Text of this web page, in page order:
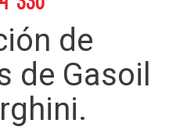
de
de Gasoil